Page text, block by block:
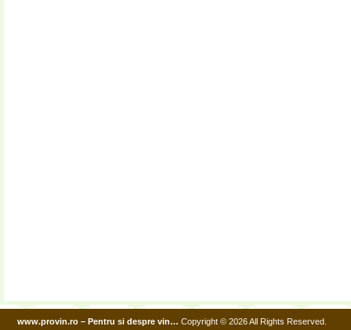
www.provin.ro – Pentru si despre vin… Copyright © 2026 All Rights Reserved.